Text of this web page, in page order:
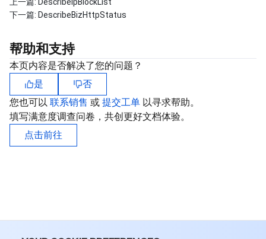
下一篇: DescribeBizHttpStatus
帮助和支持
本页内容是否解决了您的问题？
是
否
您也可以 联系销售 或 提交工单 以寻求帮助。
填写满意度调查问卷，共创更好文档体验。
点击前往